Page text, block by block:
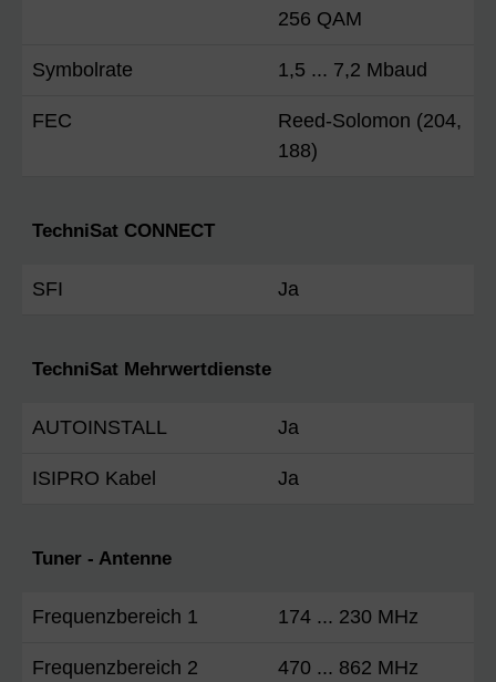
256 QAM
Symbolrate 1,5 ... 7,2 Mbaud
FEC
Reed-Solomon (204,
188)
TechniSat CONNECT
SFI Ja
TechniSat Mehrwertdienste
AUTOINSTALL Ja
ISIPRO Kabel Ja
Tuner - Antenne
Frequenzbereich 1 174 ... 230 MHz
Frequenzbereich 2 470 ... 862 MHz